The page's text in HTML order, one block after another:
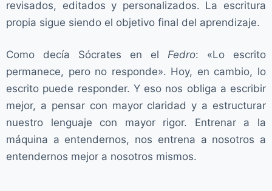
revisados, editados y personalizados. La escritura
propia sigue siendo el objetivo final del aprendizaje.
Como decía Sócrates en el Fedro: «Lo escrito
permanece, pero no responde». Hoy, en cambio, lo
escrito puede responder. Y eso nos obliga a escribir
mejor, a pensar con mayor claridad y a estructurar
nuestro lenguaje con mayor rigor. Entrenar a la
máquina a entendernos, nos entrena a nosotros a
entendernos mejor a nosotros mismos.